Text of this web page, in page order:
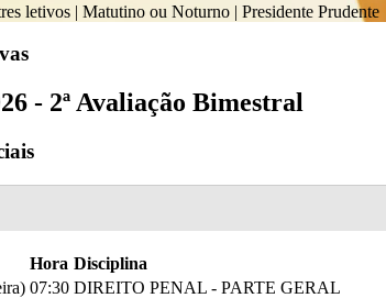
letivos | Matutino ou Noturno | Presidente Prudente
- 2ª Avaliação Bimestral
Hora Disciplina
07:30 DIREITO PENAL - PARTE GERAL